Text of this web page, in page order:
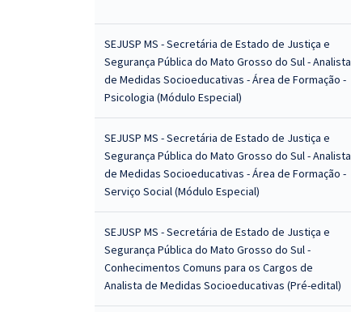
SEJUSP MS - Secretária de Estado de Justiça e
Segurança Pública do Mato Grosso do Sul - Analista
de Medidas Socioeducativas - Área de Formação -
Psicologia (Módulo Especial)
SEJUSP MS - Secretária de Estado de Justiça e
Segurança Pública do Mato Grosso do Sul - Analista
de Medidas Socioeducativas - Área de Formação -
Serviço Social (Módulo Especial)
SEJUSP MS - Secretária de Estado de Justiça e
Segurança Pública do Mato Grosso do Sul -
Conhecimentos Comuns para os Cargos de
Analista de Medidas Socioeducativas (Pré-edital)